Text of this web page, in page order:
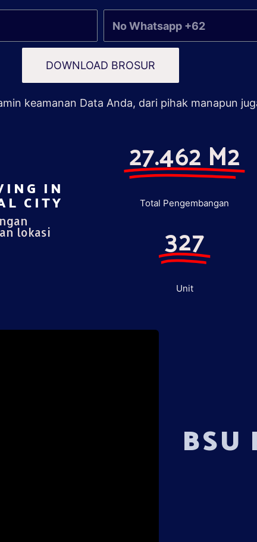
DOWNLOAD BROSUR
keamanan Data Anda, dari pihak manapun
IN
CITY​
lokasi
27.462 M2
Total Pengembangan
327
Unit
BSU